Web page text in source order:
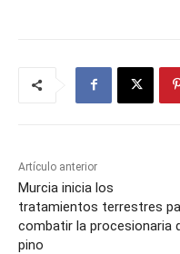
Artículo anterior
Murcia inicia los
tratamientos terrestres
combatir la procesionaria
pino